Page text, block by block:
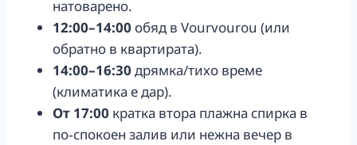
натоварено.
12:00–14:00 обяд в Vourvourou (или
обратно в квартирата).
14:00–16:30 дрямка/тихо време
(климатика е дар).
От 17:00 кратка втора плажна спирка в
по‑спокоен залив или нежна вечер в